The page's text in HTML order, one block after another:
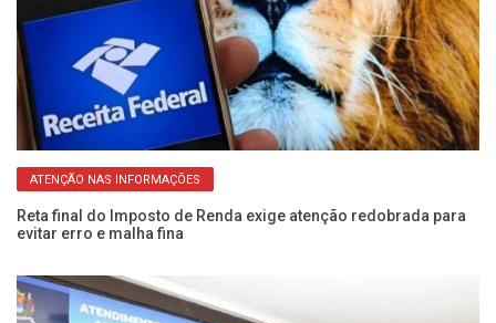
ATENÇÃO NAS INFORMAÇÕES
Reta final do Imposto de Renda exige atenção redobrada para
evitar erro e malha fina